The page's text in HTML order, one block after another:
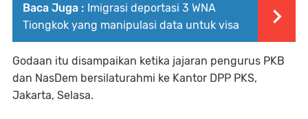
Baca Juga : Imigrasi deportasi 3 WNA
Tiongkok yang manipulasi data untuk visa
Godaan itu disampaikan ketika jajaran pengurus PKB
dan NasDem bersilaturahmi ke Kantor DPP PKS,
Jakarta, Selasa.